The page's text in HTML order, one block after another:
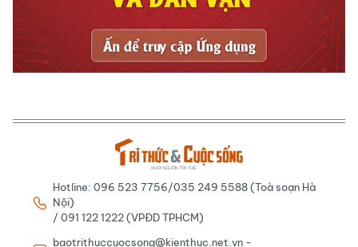
Hotline: 096 523 7756/035 249 5588 (Toà soạn Hà
Nội)
/ 091 122 1222 (VPĐD TPHCM)
baotrithuccuocsong@kienthuc.net.vn -